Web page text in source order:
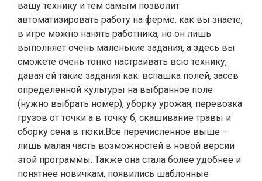
вашу технику и тем самым позволит
автоматизировать работу на ферме. как вы знаете,
в игре можно нанять работника, но он лишь
выполняет очень маленькие задания, а здесь вы
сможете очень тонко настраивать всю технику,
давая ей такие задания как: вспашка полей, засев
определенной культуры на выбранное поле
(нужно выбрать номер), уборку урожая, перевозка
грузов от точки а в точку б, скашивание травы и
сборку сена в тюки.Все перечисленное выше –
лишь малая часть возможностей в новой версии
этой программы. Также она стала более удобнее и
понятнее новичкам, появились шаблонные